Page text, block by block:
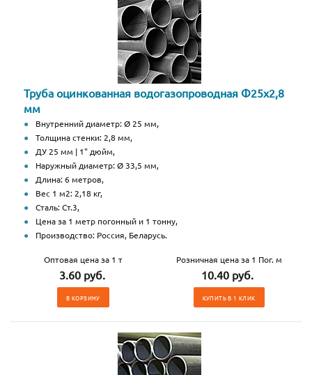
Труба оцинкованная водогазопроводная Ф25х2,8
мм
Внутренний диаметр: Ø 25 мм,
Толщина стенки: 2,8 мм,
ДУ 25 мм | 1" дюйм,
Наружный диаметр: Ø 33,5 мм,
Длина: 6 метров,
Вес 1 м2: 2,18 кг,
Сталь: Ст.3,
Цена за 1 метр погонный и 1 тонну,
Производство: Россия, Беларусь.
Оптовая цена за 1 т
3.60 руб.
В КОРЗИНУ
Розничная цена за 1 Пог. м
10.40 руб.
КУПИТЬ В 1 КЛИК